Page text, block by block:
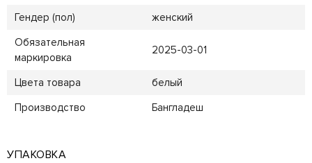
Гендер (пол)
женский
Обязательная
маркировка
2025-03-01
Цвета товара
белый
Производство
Бангладеш
УПАКОВКА